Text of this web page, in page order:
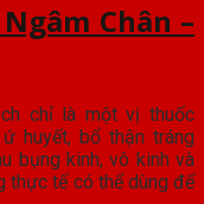
Chân –
chỉ là một vị thuốc
huyết, bổ thận tráng
bụng kinh, vô kinh và
thực tế có thể dùng để